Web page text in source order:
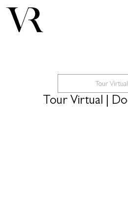
Tour Virtual
Tour Virtual |